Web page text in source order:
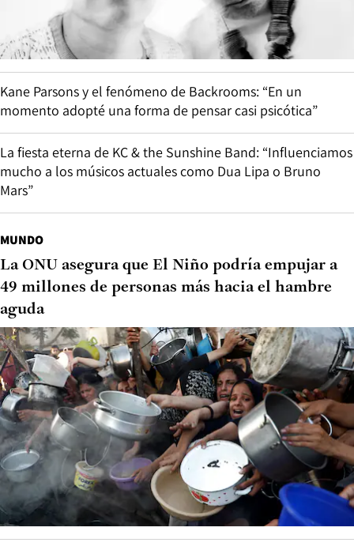
Kane Parsons y el fenómeno de Backrooms: “En un
momento adopté una forma de pensar casi psicótica”
La fiesta eterna de KC & the Sunshine Band: “Influenciamos
mucho a los músicos actuales como Dua Lipa o Bruno
Mars”
MUNDO
La ONU asegura que El Niño podría empujar a
49 millones de personas más hacia el hambre
aguda